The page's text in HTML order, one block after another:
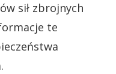
sił zbrojnych
te